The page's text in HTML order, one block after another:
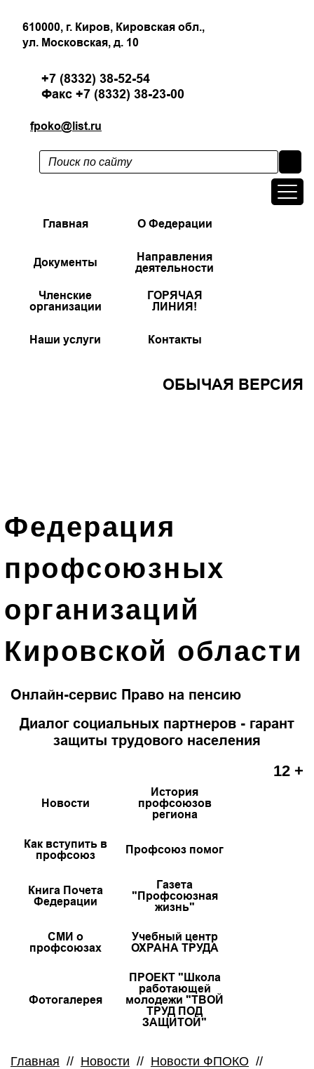
610000, г. Киров, Кировская обл.,
ул. Московская, д. 10
+7 (8332) 38-52-54
Факс +7 (8332) 38-23-00
fpoko@list.ru
Главная О Федерации
Документы
Направления
деятельности
Членские
организации
ГОРЯЧАЯ
ЛИНИЯ!
Наши услуги Контакты
ОБЫЧАЯ ВЕРСИЯ
Федерация
профсоюзных
организаций
Кировской области
Онлайн-сервис Право на пенсию
Диалог социальных партнеров - гарант
защиты трудового населения
12 +
Новости
История
профсоюзов
региона
Как вступить в
профсоюз
Профсоюз помог
Книга Почета
Федерации
Газета
"Профсоюзная
жизнь"
СМИ о
профсоюзах
Учебный центр
ОХРАНА ТРУДА
Фотогалерея
ПРОЕКТ "Школа
работающей
молодежи "ТВОЙ
ТРУД ПОД
ЗАЩИТОЙ"
Главная // Новости // Новости ФПОКО //